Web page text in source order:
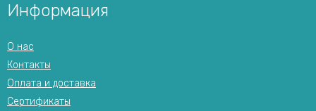
Информация
О нас
Контакты
Оплата и доставка
Сертификаты